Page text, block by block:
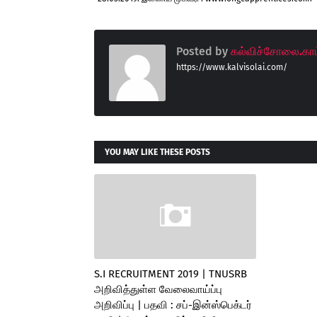
Posted by
https://www.kalvisolai.com/
YOU MAY LIKE THESE POSTS
S.I RECRUITMENT 2019 | TNUSRB
அறிவித்துள்ள வேலைவாய்ப்பு
அறிவிப்பு | பதவி : சப்-இன்ஸ்பெக்டர்